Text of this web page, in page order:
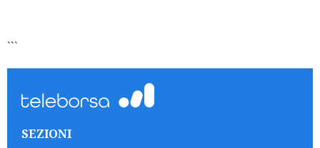
```
SEZIONI